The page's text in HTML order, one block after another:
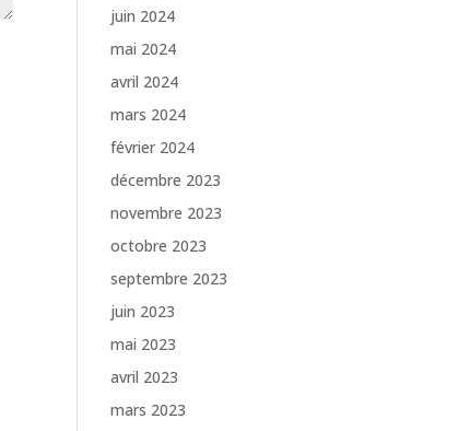
juin 2024
mai 2024
avril 2024
mars 2024
février 2024
décembre 2023
novembre 2023
octobre 2023
septembre 2023
juin 2023
mai 2023
avril 2023
mars 2023